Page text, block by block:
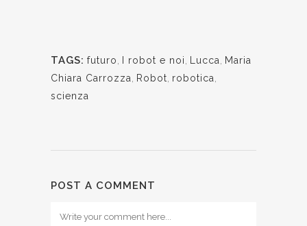
TAGS: futuro I robot e noi Lucca
Maria
Chiara Carrozza
Robot robotica
scienza
POST A COMMENT